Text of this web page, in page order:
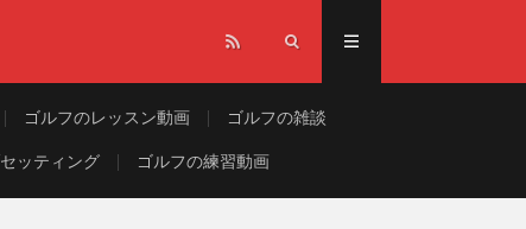
ゴルフのレッスン動画 ゴルフの雑談
ッティング ゴルフの練習動画